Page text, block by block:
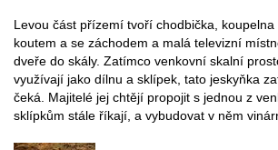
Levou část přízemí tvoří chodbička, koupelna
koutem a se záchodem a malá televizní
dveře do skály. Zatímco venkovní skalní
využívají jako dílnu a sklípek, tato jeskyňka
čeká. Majitelé jej chtějí propojit s jednou z
sklípkům stále říkají, a vybudovat v něm